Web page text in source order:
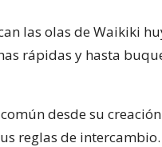
las olas de Waikiki
rápidas y hasta
desde su
reglas de intercambio.